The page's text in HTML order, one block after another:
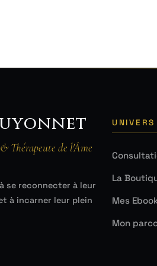
Thérapeute de l'Âme
se reconnecter à leur
à incarner leur plein
La
Mes
Mon